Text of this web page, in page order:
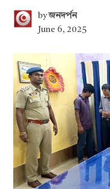
by জনদর্পন
June 6, 2025